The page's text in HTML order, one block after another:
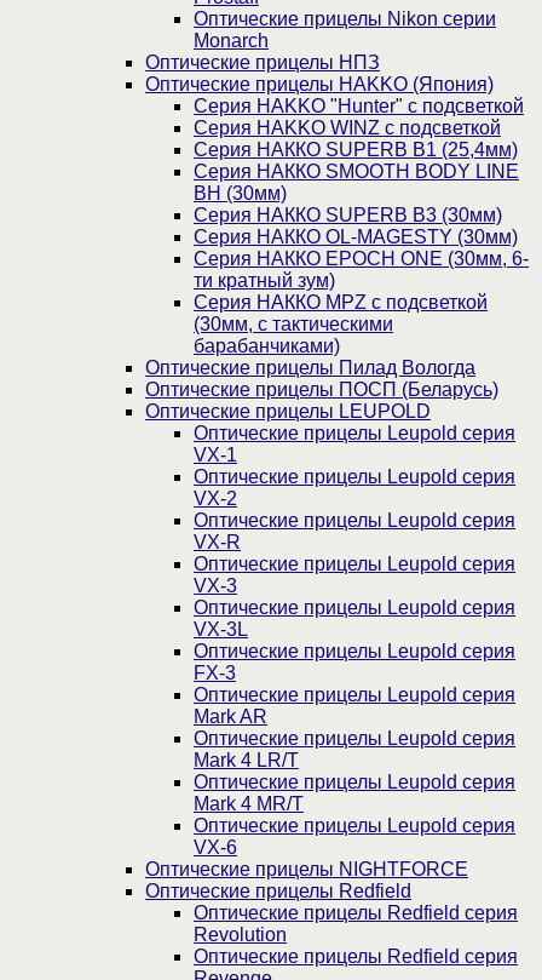
Оптические прицелы Nikon серии
Monarch
Оптические прицелы НПЗ
Оптические прицелы HAKKO (Япония)
Cерия HAKKO "Hunter" с подсветкой
Серия НAKKO WINZ с подсветкой
Серия НАККО SUPERB B1 (25,4мм)
Серия НАККО SMOOTH BODY LINE
BH (30мм)
Серия НАККО SUPERB B3 (30мм)
Серия НАККО OL-MAGESTY (30мм)
Серия НАККО EPOCH ONE (30мм, 6-
ти кратный зум)
Серия НАККО MPZ с подсветкой
(30мм, c тактическими
барабанчиками)
Оптические прицелы Пилад Вологда
Оптические прицелы ПОСП (Беларусь)
Оптические прицелы LEUPOLD
Оптические прицелы Leupold серия
VX-1
Оптические прицелы Leupold серия
VX-2
Оптические прицелы Leupold серия
VX-R
Оптические прицелы Leupold серия
VX-3
Оптические прицелы Leupold серия
VX-3L
Оптические прицелы Leupold серия
FX-3
Оптические прицелы Leupold серия
Mark AR
Оптические прицелы Leupold серия
Mark 4 LR/T
Оптические прицелы Leupold серия
Mark 4 MR/T
Оптические прицелы Leupold серия
VX-6
Оптические прицелы NIGHTFORCE
Оптические прицелы Redfield
Оптические прицелы Redfield серия
Revolution
Оптические прицелы Redfield серия